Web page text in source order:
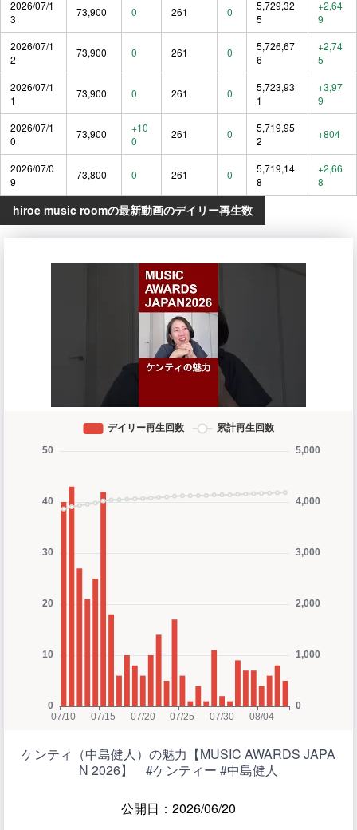
2026/07/1
3
73,900 0 261 0
5,729,32
5
+2,64
9
2026/07/1
2
73,900 0 261 0
5,726,67
6
+2,74
5
2026/07/1
1
73,900 0 261 0
5,723,93
1
+3,97
9
2026/07/1
0
73,900
+10
0
261 0
5,719,95
2
+804
2026/07/0
9
73,800 0 261 0
5,719,14
8
+2,66
8
hiroe music roomの最新動画のデイリー再生数
ケンティ（中島健人）の魅力【MUSIC AWARDS JAPA
N 2026】 #ケンティー #中島健人
公開日：2026/06/20